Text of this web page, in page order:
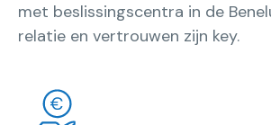
met beslissingscentra in de
relatie en vertrouwen zijn key.